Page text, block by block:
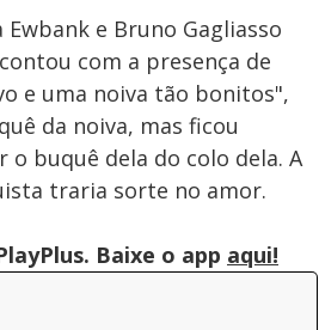
e Bruno Gagliasso
com a presença de
e uma noiva tão bonitos",
da noiva, mas ficou
buquê dela do colo dela. A
traria sorte no amor.
Baixe o app aqui!